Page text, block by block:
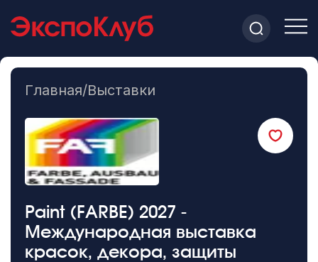
Главная/Выставки
Paint (FARBE) 2027 -
Международная выставка
красок, декора, защиты